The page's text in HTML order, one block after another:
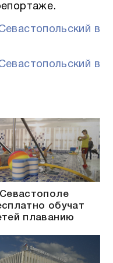
в
в
обучат
плаванию